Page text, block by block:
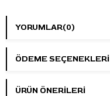
YORUMLAR(0)
ÖDEME SEÇENEKLERI
ÜRÜN ÖNERILERI